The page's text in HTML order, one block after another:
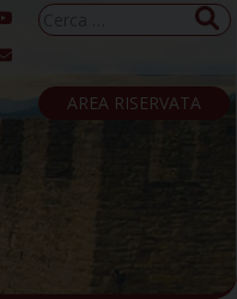
Ricerca
AREA RISERVATA